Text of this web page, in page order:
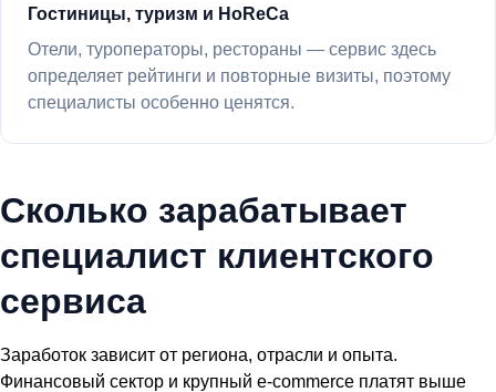
Гостиницы, туризм и HoReCa
Отели, туроператоры, рестораны — сервис здесь
определяет рейтинги и повторные визиты, поэтому
специалисты особенно ценятся.
Сколько зарабатывает
специалист клиентского
сервиса
Заработок зависит от региона, отрасли и опыта.
Финансовый сектор и крупный e-commerce платят выше